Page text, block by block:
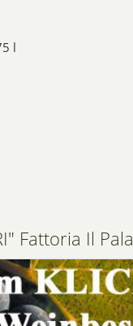
l
Fattoria Il